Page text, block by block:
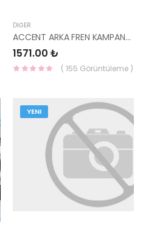
DIĞER
ACCENT ARKA FREN KAMPANASI ERA / İ20 ( 1 ADET ) 58411-1G000-YS
1571.00 ₺
( 155 Görüntüleme )
YENI